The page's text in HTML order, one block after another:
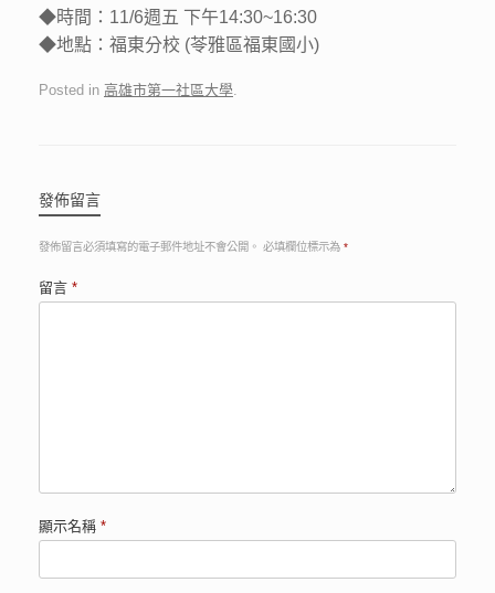
◆時間：11/6週五 下午14:30~16:30
◆地點：福東分校 (苓雅區福東國小)
Posted in 高雄市第一社區大學.
發佈留言
發佈留言必須填寫的電子郵件地址不會公開。 必填欄位標示為 *
留言 *
顯示名稱 *